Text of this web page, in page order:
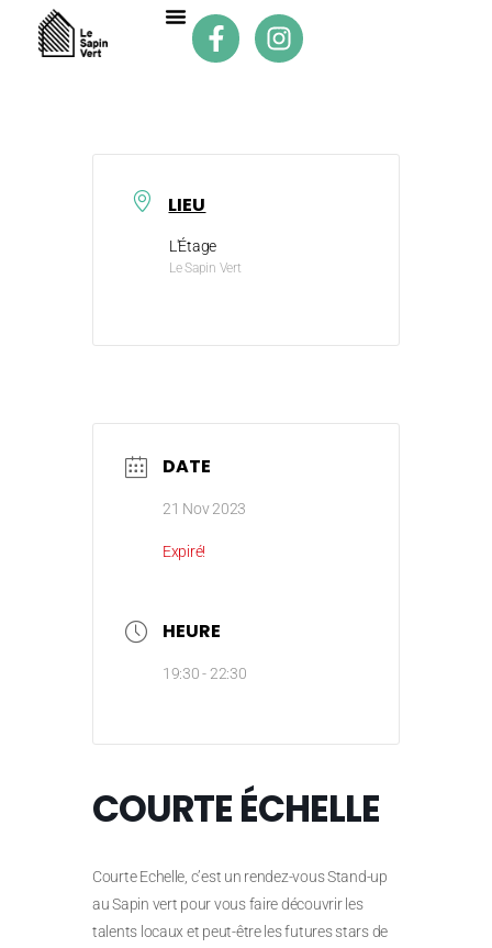
LIEU
L'Étage
Le Sapin Vert
DATE
21 Nov 2023
Expiré!
HEURE
19:30 - 22:30
COURTE ÉCHELLE
Courte Echelle, c’est un rendez-vous Stand-up
au Sapin vert pour vous faire découvrir les
talents locaux et peut-être les futures stars de